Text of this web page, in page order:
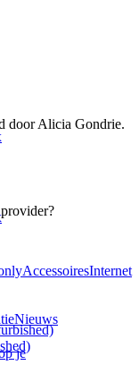
door Alicia Gondrie.
AccessoiresInternet
Nieuws
je